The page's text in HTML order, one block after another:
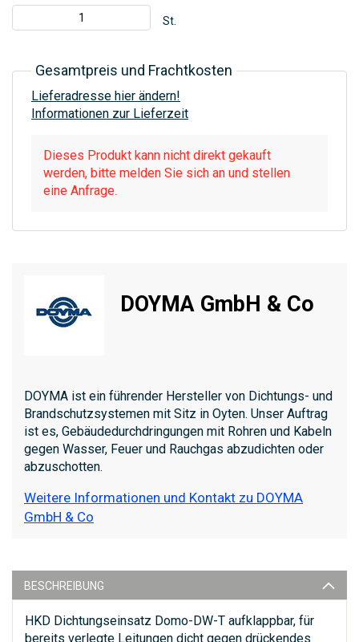
St.
Gesamtpreis und Frachtkosten
Lieferadresse hier ändern!
Informationen zur Lieferzeit
Dieses Produkt kann nicht direkt gekauft
werden, bitte melden Sie sich an und stellen
eine Anfrage.
DOYMA GmbH & Co
DOYMA ist ein führender Hersteller von Dichtungs- und
Brandschutzsystemen mit Sitz in Oyten. Unser Auftrag
ist es, Gebäudedurchdringungen mit Rohren und Kabeln
gegen Wasser, Feuer und Rauchgas abzudichten oder
abzuschotten.
Weitere Informationen und Kontakt zu DOYMA
GmbH & Co
BESCHREIBUNG
HKD Dichtungseinsatz Domo-DW-T aufklappbar, für
bereits verlegte Leitungen dicht gegen drückendes